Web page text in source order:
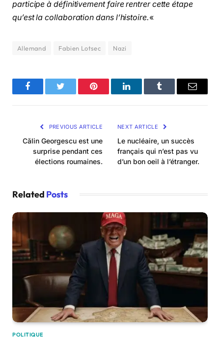
participe à définitivement faire rentrer cette étape
qu’est la collaboration dans l’histoire.«
Allemand Fabien Lotsec Nazi
FacebookTwitter Pinterest LinkedInTumblr Email
PREVIOUS ARTICLE
Călin Georgescu est une
surprise pendant ces
élections roumaines.
NEXT ARTICLE
Le nucléaire, un succès
français qui n’est pas vu
d’un bon oeil à l’étranger.
Related Posts
POLITIQUE